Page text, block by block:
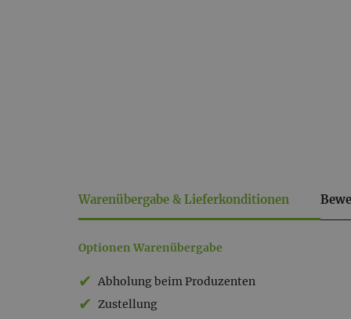
Warenübergabe & Lieferkonditionen
Warenübergabe
&
Lieferkonditionen
Optionen Warenübergabe
Abholung beim Produzenten
Zustellung